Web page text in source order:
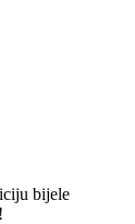
bijele